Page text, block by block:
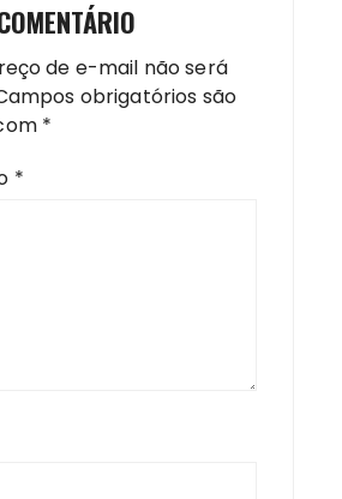
de e-mail não será
obrigatórios são
*
*